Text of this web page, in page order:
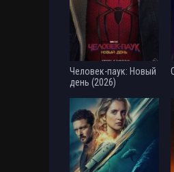
Человек-паук: Новый
день (2026)